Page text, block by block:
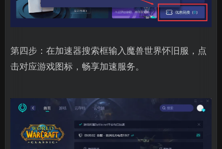
第四步：在加速器搜索框输入魔兽世界怀旧服，点
击对应游戏图标，畅享加速服务。